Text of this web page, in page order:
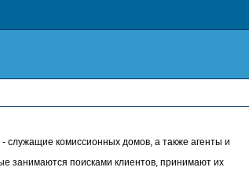
комиссионных домов, а также агенты и
занимаются поисками клиентов, принимают их